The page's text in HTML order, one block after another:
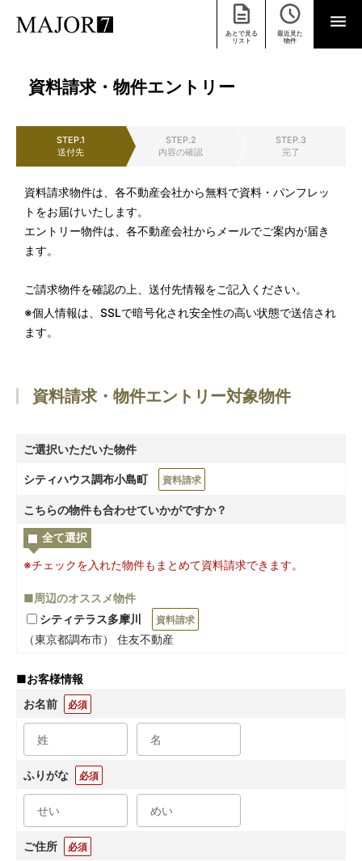
あとで見る
リスト
最近見た
物件
資料請求・物件エントリー
STEP.1
送付先
STEP.2
内容の確認
STEP.3
完了
資料請求物件は、各不動産会社から無料で資料・パンフレッ
トをお届けいたします。
エントリー物件は、各不動産会社からメールでご案内が届き
ます。
ご請求物件を確認の上、送付先情報をご記入ください。
※個人情報は、SSLで暗号化され安全性の高い状態で送信され
ます。
資料請求・物件エントリー対象物件
ご選択いただいた物件
シティハウス調布小島町 資料請求
こちらの物件も合わせていかがですか？
全て選択
※チェックを入れた物件もまとめて資料請求できます。
■周辺のオススメ物件
シティテラス多摩川
資料請求
（東京都調布市） 住友不動産
■お客様情報
お名前
必須
ふりがな 必須
ご住所 必須